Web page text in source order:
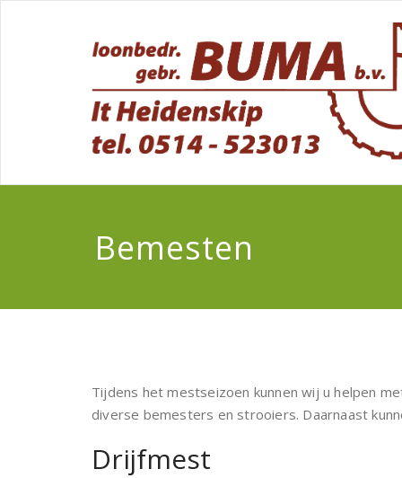
Bemesten
Tijdens het mestseizoen kunnen wij u helpen
diverse bemesters en strooiers. Daarnaast
Drijfmest